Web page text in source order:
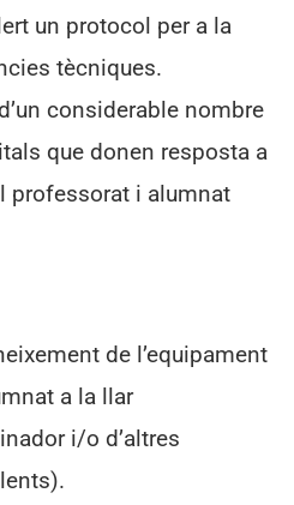
un protocol per a la
tècniques.
considerable nombre
que donen resposta a
professorat i alumnat
de l’equipament
a la llar
i/o d’altres